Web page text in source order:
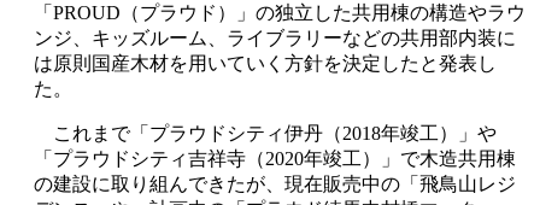
「PROUD（プラウド）」の独立した共用棟の構造やラウ
ンジ、キッズルーム、ライブラリーなどの共用部内装に
は原則国産木材を用いていく方針を決定したと発表し
た。
これまで「プラウドシティ伊丹（2018年竣工）」や
「プラウドシティ吉祥寺（2020年竣工）」で木造共用棟
の建設に取り組んできたが、現在販売中の「飛鳥山レジ